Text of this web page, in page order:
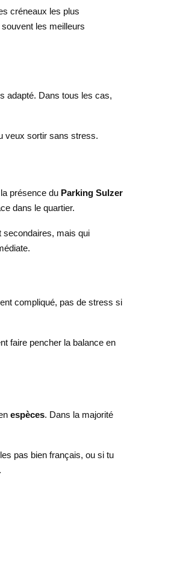
créneaux les plus
les meilleurs
adapté. Dans tous les cas,
veux sortir sans stress.
présence du Parking Sulzer
dans le quartier.
secondaires, mais qui
compliqué, pas de stress si
faire pencher la balance en
espèces. Dans la majorité
pas bien français, ou si tu